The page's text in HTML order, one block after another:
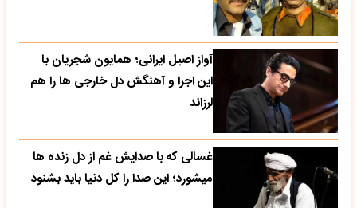
آواز اصیل ایرانی؛ همایون شجریان با
این اجرا و آهنگش دل خارجی ها را هم
لرزاند
غسالی که با صدایش غم از دل زنده ها
میشورد؛ این صدا را کل دنیا باید بشنود